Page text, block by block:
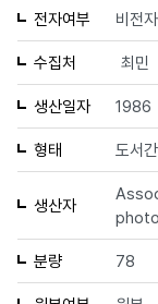
전자여부 비전자
수집처 최민
생산일자 1986
형태 도서
생산자
분량 78